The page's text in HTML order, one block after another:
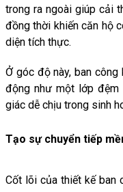
trong ra ngoài giúp cải
đồng thời khiến căn hộ
diện tích thực.
Ở góc độ này, ban
động như một lớp
giác dễ chịu trong sinh
Tạo sự chuyển tiếp
Cốt lõi của thiết kế ban